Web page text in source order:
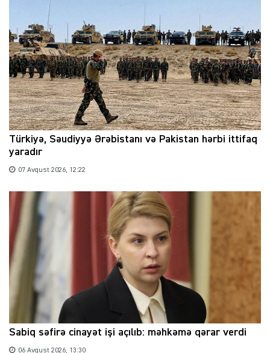
Türkiyə, Səudiyyə Ərəbistanı və Pakistan hərbi ittifaq
yaradır
07 Avqust 2026, 12:22
Sabiq səfirə cinayət işi açılıb: məhkəmə qərar verdi
06 Avqust 2026, 13:30